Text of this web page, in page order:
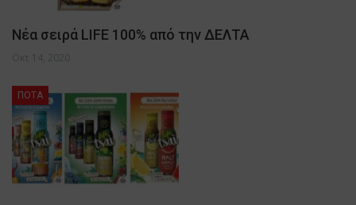
Νέα σειρά LIFE 100% από την ΔΕΛΤΑ
Οκτ 14, 2020
ΠΟΤΑ